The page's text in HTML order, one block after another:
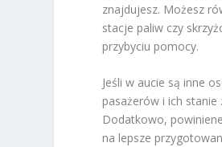
znajdujesz. Możesz
stacje paliw czy
przybyciu pomocy.
Jeśli w aucie są inne
pasażerów i ich
Dodatkowo,
na lepsze